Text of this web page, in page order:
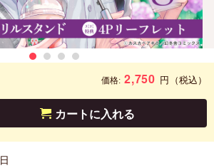
価格: 2,750 円 （税込）
カートに入れる